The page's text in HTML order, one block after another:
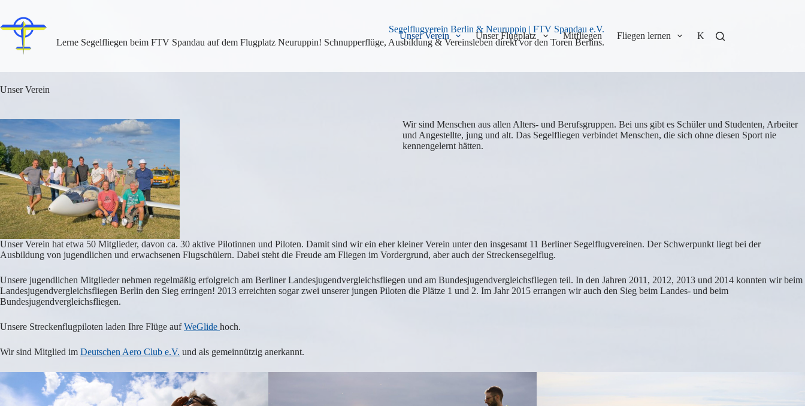
Inhalt
springen
Segelflugverein Berlin & Neuruppin | FTV Spandau e.V.
Lerne Segelfliegen beim FTV Spandau auf dem Flugplatz Neuruppin! Schnupperflüge, Ausbildung & Vereinsleben direkt vor den Toren Berlins.
Unser Verein Unser Flugplatz Mitfliegen Fliegen lernen Kontakt
Unser Verein
Wir sind Menschen aus allen Alters- und Berufsgruppen. Bei uns gibt es Schüler und Studenten, Arbeiter
und Angestellte, jung und alt. Das Segelfliegen verbindet Menschen, die sich ohne diesen Sport nie
kennengelernt hätten.
Unser Verein hat etwa 50 Mitglieder, davon ca. 30 aktive Pilotinnen und Piloten. Damit sind wir ein eher kleiner Verein unter den insgesamt 11 Berliner Segelflugvereinen. Der Schwerpunkt liegt bei der
Ausbildung von jugendlichen und erwachsenen Flugschülern. Dabei steht die Freude am Fliegen im Vordergrund, aber auch der Streckensegelflug.
Unsere jugendlichen Mitglieder nehmen regelmäßig erfolgreich am Berliner Landesjugendvergleichsfliegen und am Bundesjugendvergleichsfliegen teil. In den Jahren 2011, 2012, 2013 und 2014 konnten wir beim
Landesjugendvergleichsfliegen Berlin den Sieg erringen! 2013 erreichten sogar zwei unserer jungen Piloten die Plätze 1 und 2. Im Jahr 2015 errangen wir auch den Sieg beim Landes- und beim
Bundesjugendvergleichsfliegen.
Unsere Streckenflugpiloten laden Ihre Flüge aufWeGlide hoch.
Wir sind Mitglied im Deutschen Aero Club e.V. und als gemeinnützig anerkannt.